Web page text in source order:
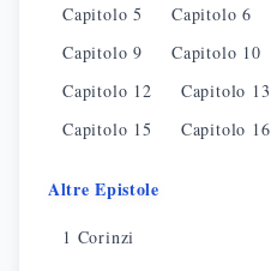
Capitolo5 Capitolo6
Capitolo9 Capitolo 10
Capitolo 12 Capitolo 13
Capitolo 15 Capitolo 16
Altre Epistole
1 Corinzi